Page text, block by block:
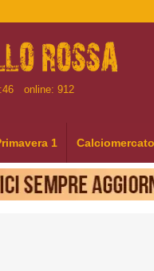
online: 912
1 Calciomercato